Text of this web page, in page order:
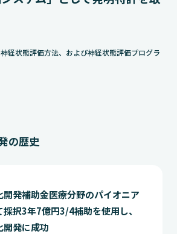
経状態評価方法、および神経状態評価プログラ
の歴史
開発補助金医療分野のパイオニア
採択3年7億円3/4補助を使用し、
開発に成功